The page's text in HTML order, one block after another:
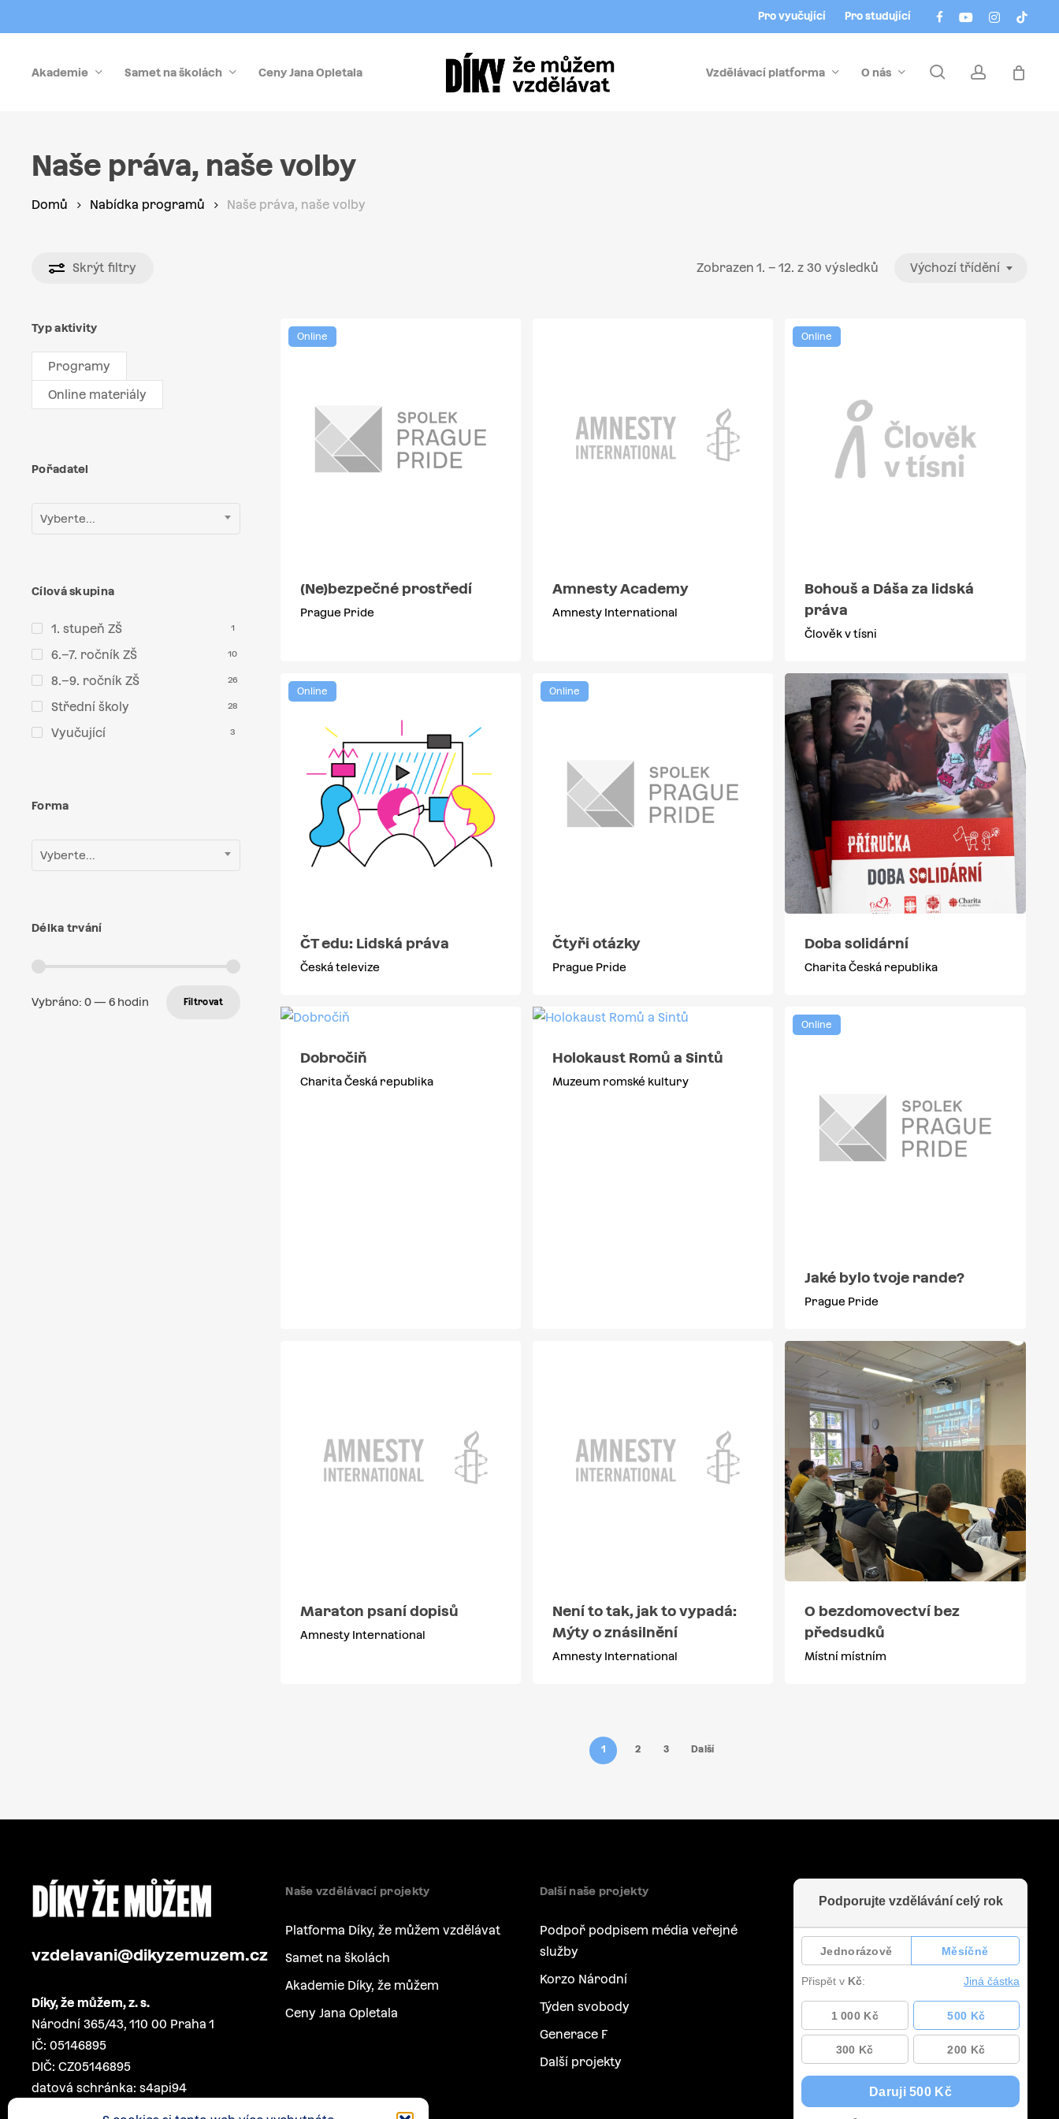
to
content
facebookyoutubeinstagram
tiktok
Pro vyučující Pro studující
Akademie Samet na školách Ceny Jana Opletala Vzdělávací platforma O nás searchaccount
Naše práva, naše volby
Domů Nabídka programů Naše práva, naše volby
Skrýt filtry Zobrazen 1. – 12. z 30 výsledků Výchozí třídění
Typ aktivity
Programy
Online materiály
Pořadatel
Vyberte...
Cílová skupina
1. stupeň ZŠ 1
6.–7. ročník ZŠ 10
8.–9. ročník ZŠ 26
Střední školy 28
Vyučující 3
Forma
Vyberte...
Délka trvání
Vybráno: 0— 6 hodin Filtrovat
Online
(Ne)bezpečné prostředí
Prague Pride
Amnesty Academy
Amnesty International
Online
Bohouš a Dáša za lidská
práva
Člověk v tísni
Online
ČT edu: Lidská práva
Česká televize
Online
Čtyři otázky
Prague Pride
Doba solidární
Charita Česká republika
Dobročiň
Charita Česká republika
Holokaust Romů a Sintů
Muzeum romské kultury
Online
Jaké bylo tvoje rande?
Prague Pride
Maraton psaní dopisů
Amnesty International
Není to tak, jak to vypadá:
Mýty o znásilnění
Amnesty International
O bezdomovectví bez
předsudků
Místní místním
1 2 3 Další
vzdelavani@dikyzemuzem.cz
Díky, že můžem, z. s.
Národní 365/43, 110 00 Praha 1
IČ: 05146895
DIČ: CZ05146895
datová schránka: s4api94
Naše vzdělávací projekty
Platforma Díky, že můžem vzdělávat
Samet na školách
Akademie Díky, že můžem
Ceny Jana Opletala
Další naše projekty
Podpoř podpisem média veřejné
služby
Korzo Národní
Týden svobody
Generace F
Další projekty
Menu